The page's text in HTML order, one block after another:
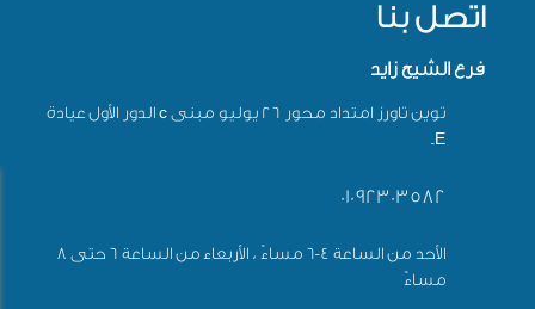
اتصل بنا
فرع الشيخ زايد
توين تاورز امتداد محور 26 يوليو مبنى c الدور الأول عيادة
Eـ
01092303582
الأحد من الساعة 4-6 مساءً ، الأربعاء من الساعة 6 حتى 8
مساءً